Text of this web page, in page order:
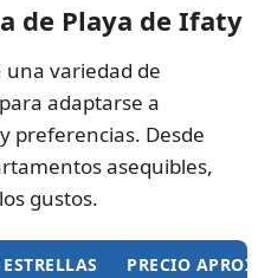
de Playa de Ifaty
una variedad de
adaptarse a
preferencias. Desde
asequibles,
gustos.
ESTRELLAS PRECIO